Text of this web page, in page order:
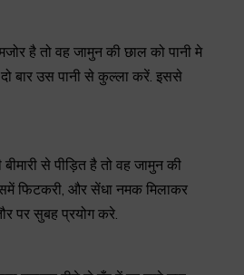
है तो वह जामुन की छाल को पानी मे
बार उस पानी से कुल्ला करें. इससे
से पीड़ित है तो वह जामुन की
फिटकरी, और सेंधा नमक मिलाकर
पर सुबह प्रयोग करे.